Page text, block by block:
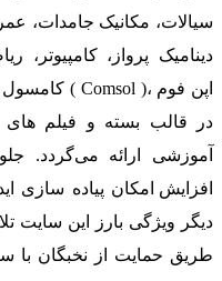
سیالات، مکانیک جامدات،
دینامیک پرواز، کامپیوتر،
آموزشی ارائه می‌گردد.
افزایش امکان پیاده سازی
دیگر ویژگی بارز این سایت
طریق حمایت از نخبگان